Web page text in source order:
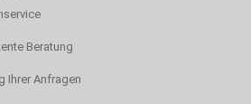
Beratung
Anfragen